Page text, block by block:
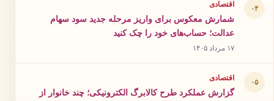
۰۴ اقتصادی
شمارش معکوس برای واریز مرحله جدید سود سهام
عدالت؛ حساب‌های خود را چک کنید
۱۷ مرداد ۱۴۰۵
۰۵ اقتصادی
گزارش عملکرد طرح کالابرگ الکترونیکی؛ چند خانوار از